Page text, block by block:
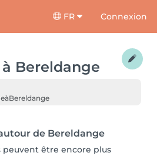
FR Connexion
à Bereldange
àBereldange
de Bereldange
peuvent être encore plus